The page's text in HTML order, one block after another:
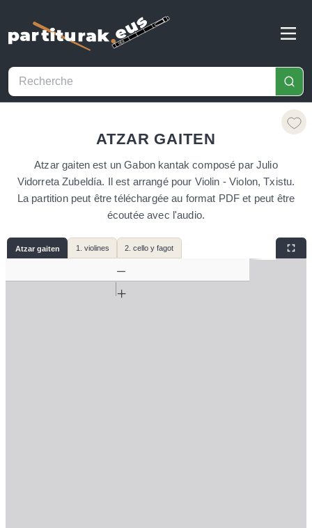
ATZAR GAITEN
Atzar gaiten est un Gabon kantak composé par Julio
Vidorreta Zubeldía. Il est arrangé pour Violin - Violon, Txistu.
La partition peut être téléchargée au format PDF et peut être
écoutée avec l'audio.
Atzar gaiten 1. violines 2. cello y fagot